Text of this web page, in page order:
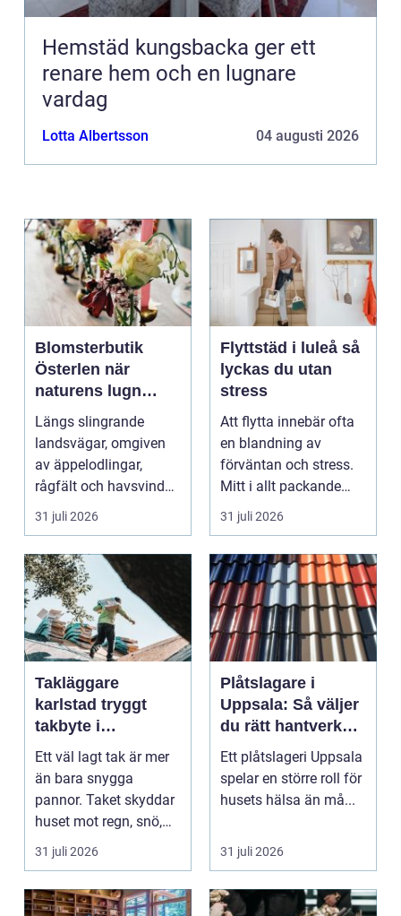
Hemstäd kungsbacka ger ett
renare hem och en lugnare
vardag
Lotta Albertsson 04 augusti 2026
Blomsterbutik
Österlen när
naturens lugn
möter kreativt
hantverk
Längs slingrande
landsvägar, omgiven
av äppelodlingar,
rågfält och havsvindar,
har
blomsterhantverke...
31 juli 2026
Flyttstäd i luleå så
lyckas du utan
stress
Att flytta innebär ofta
en blandning av
förväntan och stress.
Mitt i allt packande
och planerande dy...
31 juli 2026
Takläggare
karlstad tryggt
takbyte i
värmländskt klimat
Ett väl lagt tak är mer
än bara snygga
pannor. Taket skyddar
huset mot regn, snö,
blåst och stark vå...
31 juli 2026
Plåtslagare i
Uppsala: Så väljer
du rätt hantverkare
för tak och fasad
Ett plåtslageri Uppsala
spelar en större roll för
husets hälsa än må...
31 juli 2026